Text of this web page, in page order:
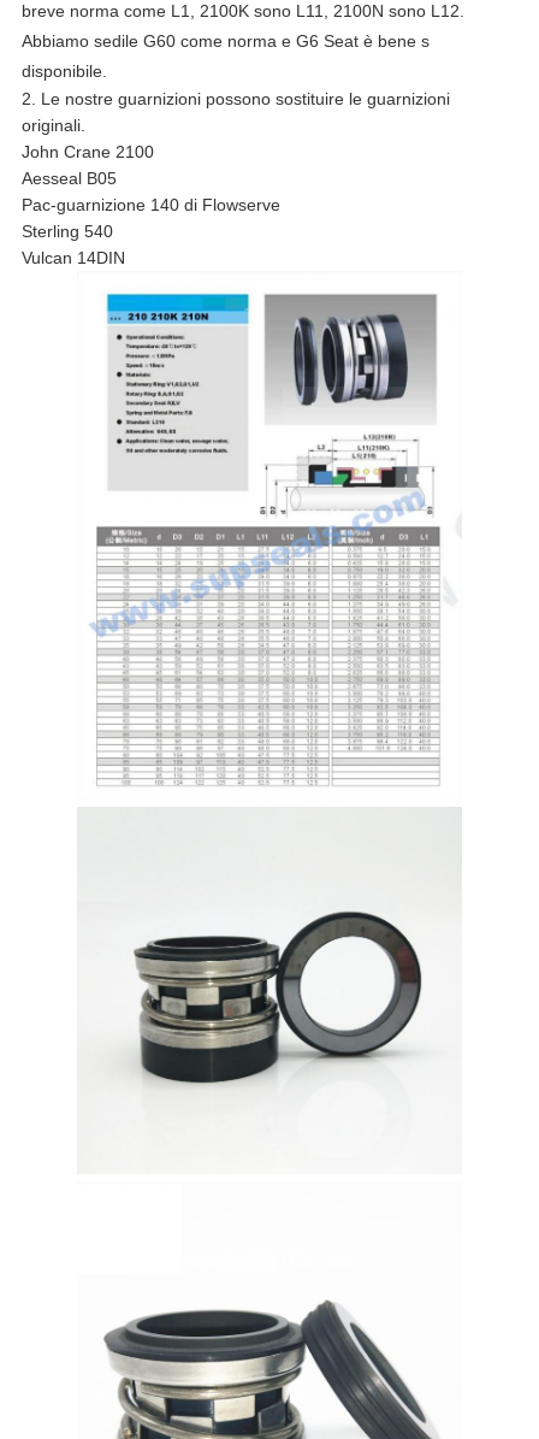
breve norma come L1, 2100K sono L11, 2100N sono L12.
Abbiamo sedile G60 come norma e G6 Seat è bene s
disponibile.
2. Le nostre guarnizioni possono sostituire le guarnizioni
originali.
John Crane 2100
Aesseal B05
Pac-guarnizione 140 di Flowserve
Sterling 540
Vulcan 14DIN